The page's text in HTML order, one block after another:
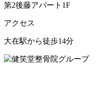
第2後藤アパート1F
アクセス
大在駅から徒歩14分